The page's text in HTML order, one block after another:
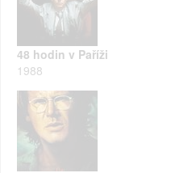
48 hodin v Paříži
1988